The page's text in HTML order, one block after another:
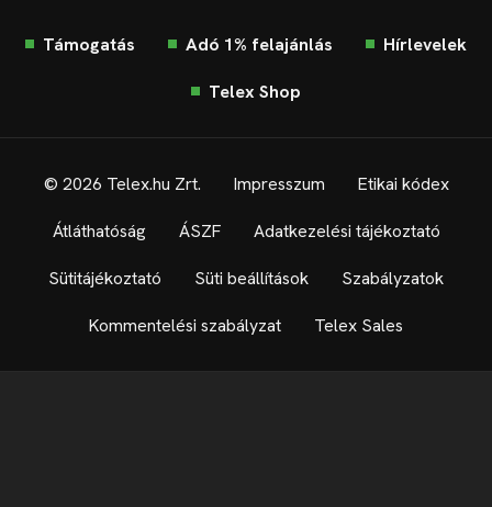
Támogatás Adó 1% felajánlás Hírlevelek
Telex Shop
© 2026 Telex.hu Zrt. Impresszum Etikai kódex
Átláthatóság ÁSZF Adatkezelési tájékoztató
Sütitájékoztató Süti beállítások Szabályzatok
Kommentelési szabályzat Telex Sales